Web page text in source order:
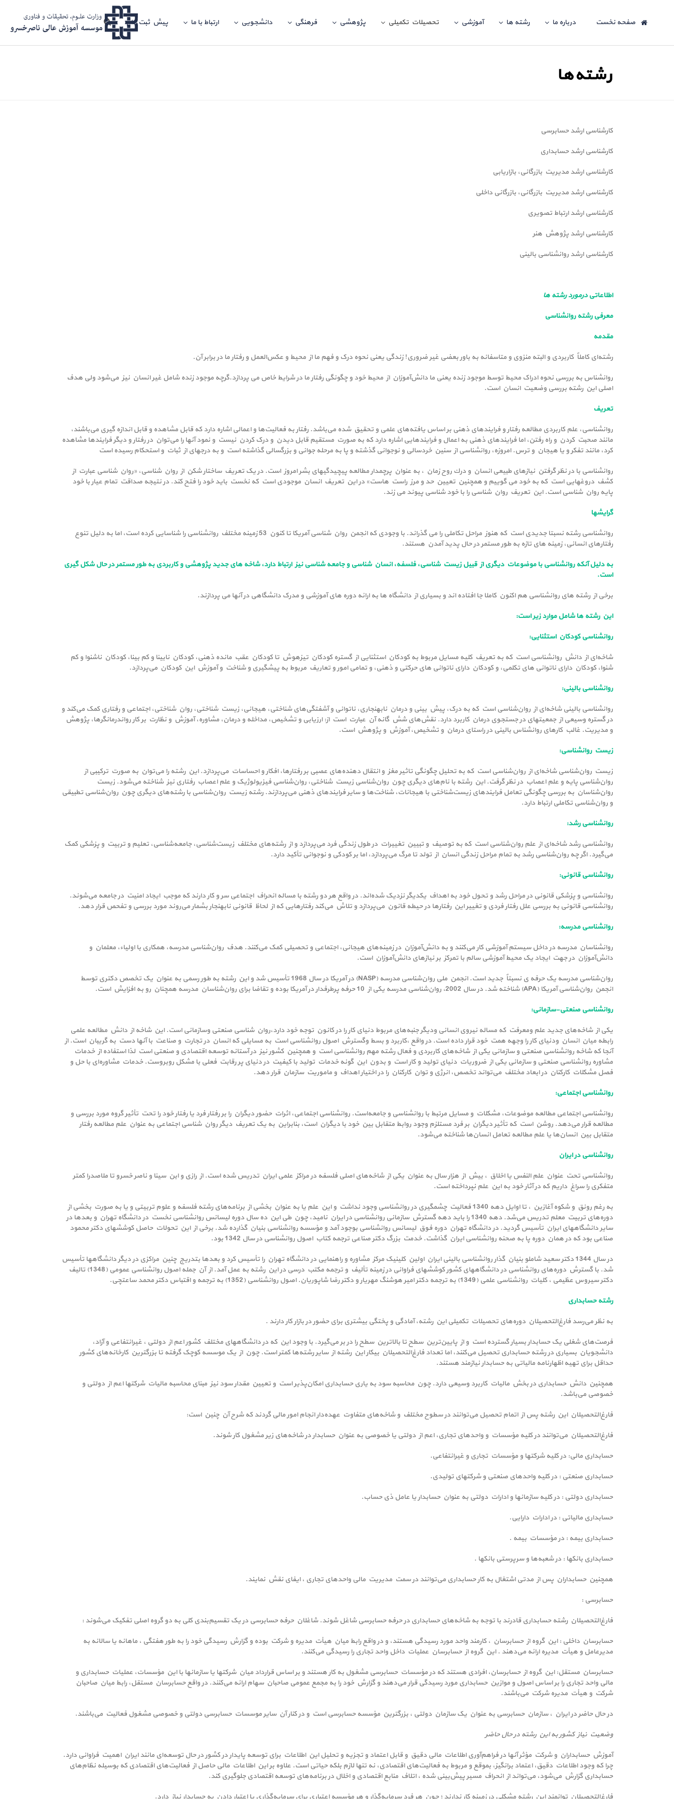
صفحه نخست درباره ما رشته ها آموزشی تحصیلات تکمیلی پژوهشی فرهنگی دانشجویی ارتباط با ما پیش ثبت نام
رشته‌ها
کارشناسی ارشد حسابرسی
کارشناسی ارشد حسابداری
کارشناسی ارشد مدیریت بازرگانی، بازاریابی
کارشناسی ارشد مدیریت بازرگانی، بازرگانی داخلی
کارشناسی ارشد ارتباط تصویری
کارشناسی ارشد پژوهش هنر
کارشناسی ارشد روانشناسی بالینی
اطلاعاتیدرمورد رشته ها
معرفی رشته روانشناسی
مقدمه
رشته‌ای کاملاً کاربردی و البته منزوی و متاسفانه به باور بعضی‌ غیر ضروری! زندگی یعنی نحوه درک و فهم ما از محیط و عکس‌العمل و رفتار ما در برابر آن.
روانشناس به بررسی نحوه ادراک محیط توسط موجود زنده یعنی ما دانش‌آموزان از محیط خود و چگونگی رفتار ما در شرایط خاص می پردازد.گرچه موجود زنده شامل غیر انسان نیز می‌شود ولی هدف
اصلی این رشته بررسی وضعیت انسان است.
تعریف
روانشناسی، علم کاربردی مطالعه رفتار و فرایندهای ذهنی بر اساس یافته‌های علمی و تحقیق شده می‌باشد. رفتار به فعالیت‌ها و اعمالی اشاره دارد که قابل مشاهده و قابل اندازه گیری می‌باشند،
مانند صحبت کردن و راه رفتن، اما فرایندهای ذهنی به اعمال و فرایند‌هایی اشاره دارد که به صورت مستقیم قابل دیدن و درک کردن نیست و نمود آنها را می‌توان در رفتار و دیگر فرایند‌ها مشاهده
کرد، مانند تفکر و یا هیجان و ترس. امروزه، روانشناسی از سنین خردسالی و نوجوانی گذشته و پا به مرحله جوانی و بزرگسالی گذاشته است و به درجه‎ای از ثبات و استحكام رسیده است
روانشناسی با در نظر گرفتن نیازهای طبیعی انسان و درك روح زمان ، به عنوان پرچمدار مطالعه پیچیدگی‎های بشر امروز است. در یک تعریف ساختار شکن از روان شناسی، «روان شناسی عبارت از
کشف دروغهایی است که به خود می گوییم و همچنین تعیین حد و مرز راست هاست» در این تعریف انسان موجودی است که نخست باید خود را فتح کند. در نتیجه صداقت تمام عیار با خود
پایه روان شناسی است. این تعریف روان شناسی را با خود شناسی پیوند می زند.
گرایشها
روانشناسی رشته نسبتا جدیدی است که هنوز مراحل تکاملی را می گذراند. با وجودی که انجمن روان شناسی آمریکا تا کنون 53 زمینه مختلف روانشناسی را شناسایی کرده است، اما به دلیل تنوع
رفتارهای انسانی، زمینه های تازه به طور مستمر در حال پدید آمدن هستند.
به دلیل آنکه روانشناسی با موضوعات دیگری از قبیل زیست شناسی، فلسفه، انسان شناسی و جامعه شناسی نیز ارتباط دارد، شاخه های جدید پژوهشی و کاربردی به طور مستمر در حال شکل گیری
است.
برخی از رشته های روانشناسی هم اکنون کاملا جا افتاده اند و بسیاری از دانشگاه ها به ارائه دوره های آموزشی و مدرک دانشگاهی در آنها می پردازند.
این رشته ها شامل موارد زیر است:
روانشناسی کودکان استثنایی:
شاخه‌ای از دانش روانشناسی است که به تعریف کلیه مسایل مربوط به کودکان استثنایی از گستره کودکان تیزهوش تا کودکان عقب مانده ذهنی، کودکان نابینا و کم بینا، کودکان ناشنوا و کم
شنوا، کودکان دارای ناتوانی های تکلمی، و کودکان دارای ناتوانی های حرکتی و ذهنی، و تمامی امور و تعاریف مربوط به پیشگیری و شناخت و آموزش این کودکان می‌پردازد.
روانشناسی بالینی:
روانشناسی بالینی شاخه‌ای از روان‌شناسی است که به درک، پیش بینی و درمان نابهنجاری، ناتوانی و آشفتگی‌های شناختی، هیجانی، زیست شناختی، روان شناختی، اجتماعی و رفتاری کمک می‌کند و
در گستره وسیعی از جمعیتهای در جستجوی درمان کاربرد دارد. نقش‌های شش گانه آن عبارت است از: ارزیابی و تشخیص، مداخله و درمان، مشاوره، آموزش و نظارت بر کار رواندرمانگر‌ها، پژوهش
و مدیریت. غالب کارهای روانشناس بالینی در راستای درمان و تشخیص، آموزش و پژوهش است.
زیست روانشناسی:
زیست روان‌شناسی شاخه‌ای از روان‌شناسی است که به تحلیل چگونگی تاثیر مغز و انتقال دهنده‌های عصبی بر رفتارها، افکار و احساسات می‌پردازد. این رشته را می‌توان به صورت ترکیبی از
روان‌شناسی پایه و علم اعصاب در نظر گرفت. این رشته با نام‌های دیگری چون روان‌شناسی زیست شناختی، روان‌شناسی فیزیولوژیک و علم اعصاب رفتاری نیز شناخته می‌شود. زیست
روان‌شناسان به بررسی چگونگی تعامل فرایندهای زیست‌شناختی با هیجانات، شناخت‌ها و سایر فرایندهای ذهنی می‌پردازند. رشته زیست روان‌شناسی با رشته‌های دیگری چون روان‌شناسی تطبیقی
و روان‌شناسی تکاملی ارتباط دارد.
روانشناسی رشد:
روانشناسی رشد شاخه‌ای از علم روان‌شناسی ‌است که به توصیف و تبیین تغییرات در طول زندگی فرد می‌پردازد و از رشته‌های مختلف زیست‌شناسی، جامعه‌شناسی، تعلیم و تربیت و پزشکی کمک
می‌گیرد. اگر چه روان‌شناسی رشد به تمام مراحل زندگی انسان از تولد تا مرگ می‌پردازد، اما بر کودکی و نوجوانی تأکید دارد.
روانشناسی قانونی:
روانشناسی و پزشکی قانونی در مراحل رشد و تحول خود به اهداف یکدیگر نزدیک شده‌اند. در واقع هر دو رشته با مساله انحراف اجتماعی سر و کار دارند که موجب ایجاد امنیت در جامعه می‌شوند.
روانشناسی قانونی به بررسی علل رفتار فردی و تغییر این رفتارها در حیطه قانون می‌پردازد و تلاش می‌کند رفتارهایی که از لحاظ قانونی نابهنجار بشمار می‌روند مورد بررسی و تفحص قرار دهد.
روانشناسی مدرسه:
روانشناسان مدرسه در داخل سیستم آموزشی کار می‌کنند و به دانش‌آموزان در زمینه‌های هیجانی، اجتماعی و تحصیلی کمک می‌کنند. هدف روان‌شناسی مدرسه، همکاری با اولیاء، معلمان و
دانش‌آموزان در جهت ایجاد یک محیط آموزشی سالم با تمرکز بر نیازهای دانش‌آموزان است.
روان‌شناسی مدرسه یک حرفه ی نسبتاً جدید است. انجمن ملی روان‌شناسی مدرسه (NASP) در آمریکا در سال 1968 تأسیس شد و این رشته به طور رسمی به عنوان یک تخصص دکتری توسط
انجمن روان‌شناسی آمریکا (APA) شناخته شد. در سال 2002، روان‌شناسی مدرسه یکی از 10 حرفه پرطرفدار در آمریکا بوده و تقاضا برای روان‌شناسان مدرسه همچنان رو به افزایش است.
روانشناسی صنعتی-سازمانی:
یکی از شاخه‌های جدید علم ومعرفت که مساله نیروی انسانی ودیگر جنبه‌های مربوط دنیای کار را در کانون توجه خود دارد،روان شناسی صنعتی وسازمانی است. این شاخه از دانش مطالعه علمی
رابطه میان انسان ودنیای کار را وجهه همت خود قرار داده است. در واقع ،کاربرد و بسط وگسترش اصول روانشناسی است به مسایلی که انسان در تجارت و صناعت با آنها دست به گریبان است. از
آنجا که شاخه روانشناسی صنعتی و سازمانی یکی از شاخه‌های کاربردی و فعال رشته مهم روانشناسی است و همچنین کشور نیز در آستانه توسعه اقتصادی و صنعتی است لذا استفاده از خدمات
مشاوره روانشناسی صنعتی و سازمانی یکی از ضروریات دنیای تولید و کار است و بدون این گونه خدمات تولید با کیفیت در دنیای پر رقابت فعلی با مشکل روبروست. خدمات مشاوره‌ای با حل و
فصل مشکلات کارکنان در ابعاد مختلف می‌تواند تخصص، انرژی و توان کارکنان را در اختیار اهداف و ماموریت سازمان قرار دهد.
روانشناسی اجتماعی:
روانشناسی اجتماعی مطالعه موضوعات، مشکلات و مسایل مرتبط با روانشناسی و جامعه‌است. روانشناسی اجتماعی، اثرات حضور دیگران را بر رفتار فرد یا رفتار خود را تحت تأثیر گروه مورد بررسی و
مطالعه قرار می‌دهد. روشن است که تأثیر دیگران بر فرد مستلزم وجود روابط متقابل بین خود با دیگران است، بنابراین به یک تعریف دیگر روان شناسی اجتماعی به عنوان علم مطالعه رفتار
متقابل بین انسان‌ها یا علم مطالعه تعامل انسان‌ها شناخته می‌شود.
روانشناسی در ایران
روانشناسی تحت عنوان علم النفس یا اخلاق ، بیش از هزار سال به عنوان یکی از شاخه‌های اصلی فلسفه در مراکز علمی ایران تدریس شده است. از رازی و ابن سینا و ناصر خسرو تا ملاصدرا کمتر
متفکری را سراغ داریم که در آثار خود به این علم نپرداخته است.
به رغم رونق و شکوه آغازین ، تا اوایل دهه 1340 فعالیت چشمگیری در روانشناسی وجود نداشت و این علم یا به عنوان بخشی از برنامه‌های رشته فلسفه و علوم تربیتی و یا به صورت بخشی از
دوره‌های تربیت معلم تدریس می‌شد. دهه 1340 را باید دهه گسترش سازمانی روانشناسی در ایران نامید، چون طی این ده سال دوره لیسانس روانشناسی نخست در دانشگاه تهران و بعدها در
سایر دانشگاههای ایران تأسیس گردید. در دانشگاه تهران دوره فوق لیسانس روانشناسی بوجود آمد و مؤسسه روانشناسی بنیان گذارده شد. برخی از این تحولات حاصل کوششهای دکتر محمود
صناعی بود که در همان دوره پا به صحنه روانشناسی ایران گذاشت. خدمت بزرگ دکتر صناعی ترجمه کتاب اصول روانشناسی در سال 1342 بود.
در سال 1344 دکتر سعید شاملو بنیان گذار روانشناسی بالینی ایران اولین کلینیک مرکز مشاوره و راهنمایی در دانشگاه تهران را تأسیس کرد و بعدها بتدریج چنین مراکزی در دیگر دانشگاهها تأسیس
شد. با گسترش دوره‌های روانشناسی در دانشگاههای کشور کوششهای فراوانی در زمینه تألیف و ترجمه مکتب درسی در این رشته به عمل آمد. از آن جمله اصول روانشناسی عمومی (1348) تالیف
دکتر سیروس عظیمی ، کلیات روانشناسی علمی (1349) به ترجمه دکتر امیر هوشنگ مهریار و دکتر رضا شاپوریان. اصول روانشناسی (1352) به ترجمه و اقتباس دکتر محمد ساعتچی.
رشته حسابداری
به نظر می‌رسد فارغ‌التحصیلان دوره‌های تحصیلات تکمیلی این رشته، آمادگی و پختگی بیشتری برای حضور در بازار کار دارند .
فرصت‌های شغلی یک حسابدار بسیار گسترده است و از پایین‌ترین سطح تا بالاترین سطح را در بر می‌گیرد. با وجود این که در دانشگاههای مختلف کشور اعم از دولتی ، غیرانتفاعی و آزاد،
دانشجویان بسیاری در رشته حسابداری تحصیل می‌کنند، اما تعداد فارغ‌التحصیلان بیکار این رشته از سایر رشته‌ها کمتر است. چون از یک موسسه کوچک گرفته تا بزرگترین کارخانه‌های کشور
حداقل برای تهیه اظهارنامه مالیاتی به حسابدار نیازمند هستند.
همچنین دانش حسابداری در بخش مالیات کاربرد وسیعی دارد. چون محاسبه سود به یاری حسابداری امکان‌پذیر است و تعیین مقدار سود نیز مبنای محاسبه مالیات شرکتها اعم از دولتی و
خصوصی می‌باشد.
فارغ‌التحصیلان این رشته پس از اتمام تحصیل می‌توانند در سطوح مختلف و شاخه‌های متفاوت عهده‌دار انجام امور مالی گردند که شرح آن چنین است:
فارغ‌التحصیلان می‌توانند در کلیه مؤسسات و واحدهای تجاری، اعم از دولتی یا خصوصی به عنوان حسابدار در شاخه‌های زیر مشغول کار شوند.
حسابداری مالی: در کلیه شرکتها و مؤسسات تجاری و غیرانتفاعی.
حسابداری صنعتی : در کلیه واحدهای صنعتی و شرکتهای تولیدی.
حسابداری دولتی : در کلیه سازمانها و ادارات دولتی به عنوان حسابدار یا عامل ذی حساب.
حسابداری مالیاتی : در ادارات دارایی.
حسابداری بیمه : در مؤسسات بیمه .
حسابداری بانکها : در شعبه‌ها و سرپرستی بانکها .
همچنین حسابداران پس از مدتی اشتغال به کار حسابداری می‌توانند در سمت مدیریت مالی واحدهای تجاری ، ایفای نقش نمایند.
حسابرسی :
فارغ‌التحصیلان رشته حسابداری قادرند با توجه به شاخه‌های حسابداری در حرفه حسابرسی شاغل شوند. شاغلان حرفه حسابرسی در یک تقسیم‌بندی کلی به دو گروه اصلی تفکیک می‌شوند :
حسابرسان داخلی : این گروه از حسابرسان ، کارمند واحد مورد رسیدگی هستند، و در واقع رابط میان هیأت مدیره و شرکت بوده و گزارش رسیدگی خود را به طور هفتگی ، ماهانه یا سالانه به
مدیرعامل و هیأت مدیره ارائه می‌دهند . این گروه از حسابرسان عملیات داخل واحد تجاری را رسیدگی می‌کنند.
حسابرسان مستقل: این گروه از حسابرسان، افرادی هستند که در مؤسسات حسابرسی مشغول به کار هستند و بر اساس قرارداد میان شرکتها یا سازمانها با این مؤسسات، عملیات حسابداری و
مالی واحد تجاری را بر اساس اصول و موازین حسابداری مورد رسیدگی قرار می‌دهند و گزارش خود را به مجمع عمومی صاحبان سهام ارائه می‌کنند. در واقع حسابرسان مستقل، رابط میان صاحبان
شرکت و هیأت مدیره شرکت می‌باشند.
در حال حاضر در ایران ، سازمان حسابرسی به عنوان یک سازمان دولتی ، بزرگترین مؤسسه حسابرسی است و در کنار آن سایر موسسات حسابرسی دولتی و خصوصی مشغول فعالیت می‌باشند.
وضعیت نیاز کشور به این رشته در حال حاضر
آموزش حسابداران و شرکت مؤثر آنها در فراهم‌آوری اطلاعات مالی دقیق و قابل اعتماد و تجزیه و تحلیل این اطلاعات برای توسعه پایدار در کشور در حال توسعه‌ای مانند ایران اهمیت فراوانی دارد.
چرا که وجود اطلاعات دقیق، اعتماد برانگیز، بموقع و مربوط به فعالیت‌های اقتصادی، نه تنها لازم بلکه حیاتی است. علاوه بر این اطلاعات مالی حاصل از فعالیت‌های اقتصادی که بوسیله نظام‌های
حسابداری گزارش می‌شود، می‌تواند از انحراف مسیر پیش‌بینی شده ، اتلاف منابع اقتصادی و اخلال در برنامه‌های توسعه اقتصادی جلوگیری کند.
فارغ‌التحصیلان توانمند این رشته مشکلی در زمینه کار ندارند ؛ چون هر فرد سرمایه‌گذار و هر مؤسسه اعتباری برای سرمایه‌گذاری یا اعتبار دادن به حسابدار نیاز دارد.